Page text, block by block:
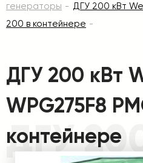
генераторы
ДГУ 200 кВт
200 в контейнере
ДГУ
ДГУ 200 кВт
WPG275F8
контейнере